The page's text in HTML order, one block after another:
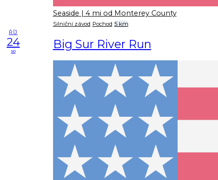
Seaside | 4 mi od Monterey County
Silniční závod Pochod 5 km
ŘÍJ
24
so Big Sur River Run